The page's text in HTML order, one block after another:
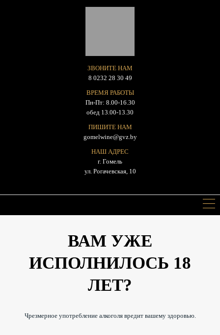
ЗВОНИТЕ НАМ
8 0232 28 30 49
ВРЕМЯ РАБОТЫ
Пн-Пт: 8.00-16.30
обед 13.00-13.30
ПИШИТЕ НАМ
gomelwine@gvz.by
НАШ АДРЕС
г. Гомель
ул. Рогачевская, 10
ВАМ УЖЕ
ИСПОЛНИЛОСЬ 18
ЛЕТ?
Чрезмерное употребление алкоголя вредит вашему здоровью.